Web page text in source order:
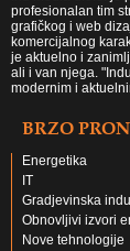
profesionalan tim
grafičkog i web
komercijalnog
je aktuelno i
ali i van njega.
modernim i
BRZO
Energetika
IT
Gradjevinska
Obnovljivi izvori
Nove tehnologije